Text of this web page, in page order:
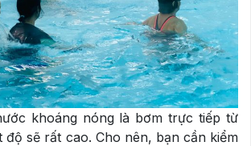
khoáng nóng là bơm trực tiếp từ
độ sẽ rất cao. Cho nên, bạn cần kiểm